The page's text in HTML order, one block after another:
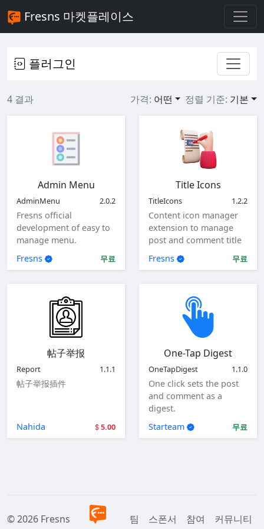
Fresns 마켓플레이스
플러그인
4 결과 가격: 어떤 정렬 기준: 기본
Admin Menu
AdminMenu 2.0.2
Fresns official
development of easy to
manage menu.
Fresns
무료
Title Icons
TitleIcons 1.2.2
Content icon manager
extension to manage
post and comment title
Fresns 무료
帖子举报
Report 1.1.1
帖子举报插件
Nahida 5.00
One-Tap Digest
OneTapDigest 1.1.0
One click sets the post
and comment as a
digest.
Starteam
무료
© 2026 Fresns 팀 스폰서 참여 커뮤니티